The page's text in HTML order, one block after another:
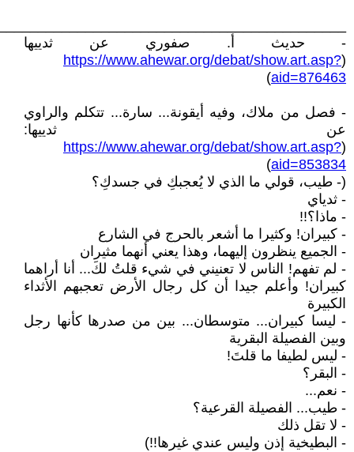
- حديث أ. صفوري عن ثدييها
(
https://www.ahewar.org/debat/show.art.asp?
aid=876463
)
- فصل من ملاك، وفيه أيقونة... سارة... تتكلم والراوي
عن ثدييها:
(
https://www.ahewar.org/debat/show.art.asp?
aid=853834
)
(- طيب، قولي ما الذي لا يُعجبكِ في جسدكِ؟
- ثدياي
- ماذا؟!!
- كبيران! وكثيرا ما أشعر بالحرج في الشارع
- الجميع ينظرون إليهما، وهذا يعني أنهما مثيران
- لم تفهم! الناس لا تعنيني في شيء قلتُ لكَ... أنا أراهما
كبيران! وأعلم جيدا أن كل رجال الأرض تعجبهم الأثداء
الكبيرة
- ليسا كبيران... متوسطان... بين من صدرها كأنها رجل
وبين الفصيلة البقرية
- ليس لطيفا ما قلتَ!
- البقر؟‍
- نعم...
- طيب... الفصيلة القرعية؟
- لا تقل ذلك
- البطيخية إذن وليس عندي غيرها!!)